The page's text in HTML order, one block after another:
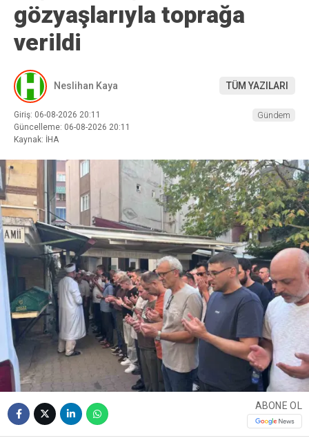
gözyaşlarıyla toprağa
verildi
Neslihan Kaya TÜM YAZILARI
Giriş: 06-08-2026 20:11
Güncelleme: 06-08-2026 20:11
Kaynak: İHA
Gündem
ABONE OL